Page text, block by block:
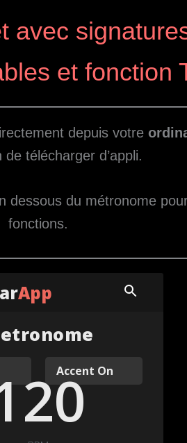
avec
et fonction
depuis votre
de télécharger d’appli.
dessous du métronome
fonctions.